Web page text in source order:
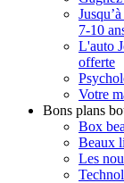
7-10
L'auto
offerte
Votre
Bons plans
Box
Beaux
Les